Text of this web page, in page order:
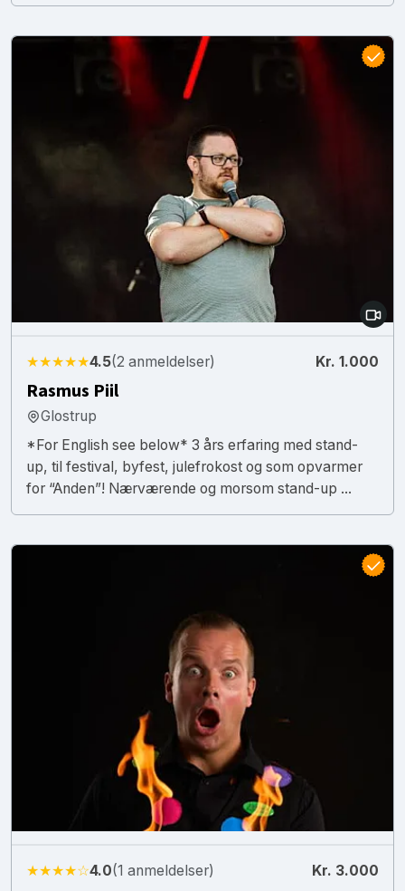
★★★★★4.5(2 anmeldelser) Kr. 1.000
Rasmus Piil
Glostrup
*For English see below* 3 års erfaring med stand-
up, til festival, byfest, julefrokost og som opvarmer
for “Anden”! Nærværende og morsom stand-up ...
★★★★☆4.0(1 anmeldelser) Kr. 3.000